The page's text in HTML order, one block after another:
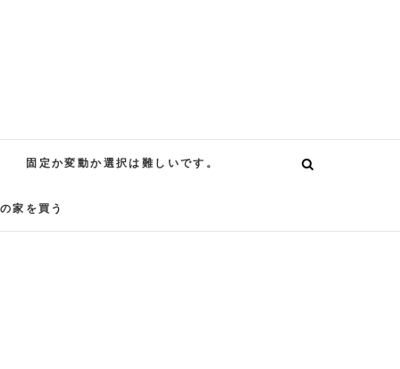
固定か変動か選択は難しいです。
家を買う